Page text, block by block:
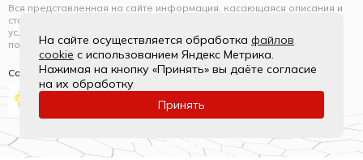
Вся представленная на сайте информация, касающаяся описания и
стоимости услуг, носит информационный характер и ни при каких
условиях не является публичной офертой, определяемой
положениями Статьи 437(2) Гражданского кодекса РФ.
Создание и продвижение
На сайте осуществляется обработка файлов
cookie с использованием Яндекс Метрика.
Нажимая на кнопку «Принять» вы даёте согласие
на их обработку
Принять